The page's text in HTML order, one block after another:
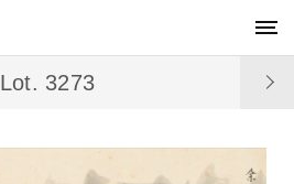
Lot. 3273